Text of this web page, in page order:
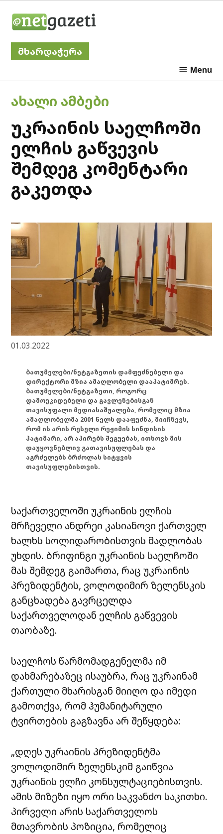
მხარდაჭერა
Menu
POSTED
ᲐᲮᲐᲚᲘ ᲐᲛᲑᲔᲑᲘ
უკრაინის საელჩოში
ელჩის გაწვევის
შემდეგ კომენტარი
გაკეთდა
01.03.2022
ბათუმელები/ნეტგაზეთის დამფუძნებელი და
დირექტორი მზია ამაღლობელი დააპატიმრეს.
ბათუმელები/ნეტგაზეთი, როგორც
დამოუკიდებელი და გავლენებისგან
თავისუფალი მედიასაშუალება, რომელიც მზია
ამაღლობელმა 2001 წელს დააფუძნა, მიიჩნევს,
რომ ის არის რუსული რეჟიმის სინდისის
პატიმარი, არ აპირებს შეგუებას, ითხოვს მის
დაუყოვნებლივ გათავისუფლებას და
აგრძელებს ბრძოლას სიტყვის
თავისუფლებისთვის.
საქართველოში უკრაინის ელჩის ​
მრჩეველი ანდრეი კასიანოვი ქართველ
ხალხს სოლიდარობისთვის მადლობას
უხდის. ბრიფინგი უკრაინის საელჩოში
მას შემდეგ გაიმართა, რაც უკრაინის
პრეზიდენტის, ვოლოდიმირ ზელენსკის
განცხადება გავრცელდა
საქართველოდან ელჩის გაწვევის
თაობაზე.
საელჩოს წარმომადგენელმა იმ
დახმარებაზეც ისაუბრა, რაც უკრაინამ
ქართული მხარისგან მიიღო და იმედი
გამოთქვა, რომ ჰუმანიტარული
ტვირთების გაგზავნა არ შეწყდება:
„დღეს უკრაინის პრეზიდენტმა
ვოლოდიმირ ზელენსკიმ გაიწვია
უკრაინის ელჩი კონსულტაციებისთვის.
ამის მიზეზი იყო ორი საკვანძო საკითხი.
პირველი არის საქართველოს
მთავრობის პოზიცია, რომელიც